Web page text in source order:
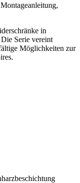
in
Serie vereint
Möglichkeiten zur